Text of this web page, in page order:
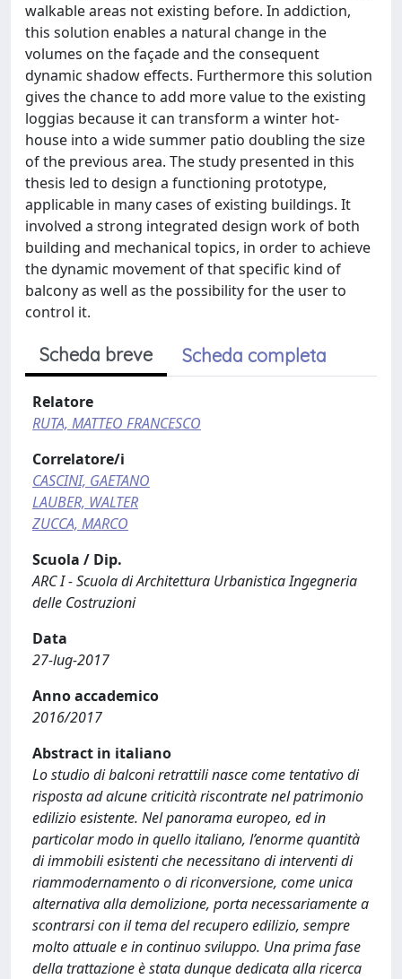
walkable areas not existing before. In addiction,
this solution enables a natural change in the
volumes on the façade and the consequent
dynamic shadow effects. Furthermore this solution
gives the chance to add more value to the existing
loggias because it can transform a winter hot-
house into a wide summer patio doubling the size
of the previous area. The study presented in this
thesis led to design a functioning prototype,
applicable in many cases of existing buildings. It
involved a strong integrated design work of both
building and mechanical topics, in order to achieve
the dynamic movement of that specific kind of
balcony as well as the possibility for the user to
control it.
Scheda breve Scheda completa
Relatore
RUTA, MATTEO FRANCESCO
Correlatore/i
CASCINI, GAETANO
LAUBER, WALTER
ZUCCA, MARCO
Scuola / Dip.
ARC I - Scuola di Architettura Urbanistica Ingegneria
delle Costruzioni
Data
27-lug-2017
Anno accademico
2016/2017
Abstract in italiano
Lo studio di balconi retrattili nasce come tentativo di
risposta ad alcune criticità riscontrate nel patrimonio
edilizio esistente. Nel panorama europeo, ed in
particolar modo in quello italiano, l’enorme quantità
di immobili esistenti che necessitano di interventi di
riammodernamento o di riconversione, come unica
alternativa alla demolizione, porta necessariamente a
scontrarsi con il tema del recupero edilizio, sempre
molto attuale e in continuo sviluppo. Una prima fase
della trattazione è stata dunque dedicata alla ricerca